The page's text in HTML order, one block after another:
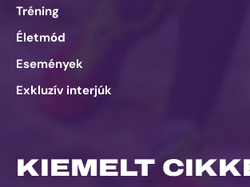
Tréning
Életmód
Események
Exkluzív interjúk
KIEMELT